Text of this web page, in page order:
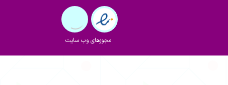
مجوزهای وب سایت